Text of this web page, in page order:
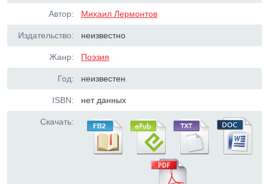
Автор: Михаил Лермонтов
Издательство: неизвестно
Жанр: Поэзия
Год: неизвестен
ISBN: нет данных
Скачать: